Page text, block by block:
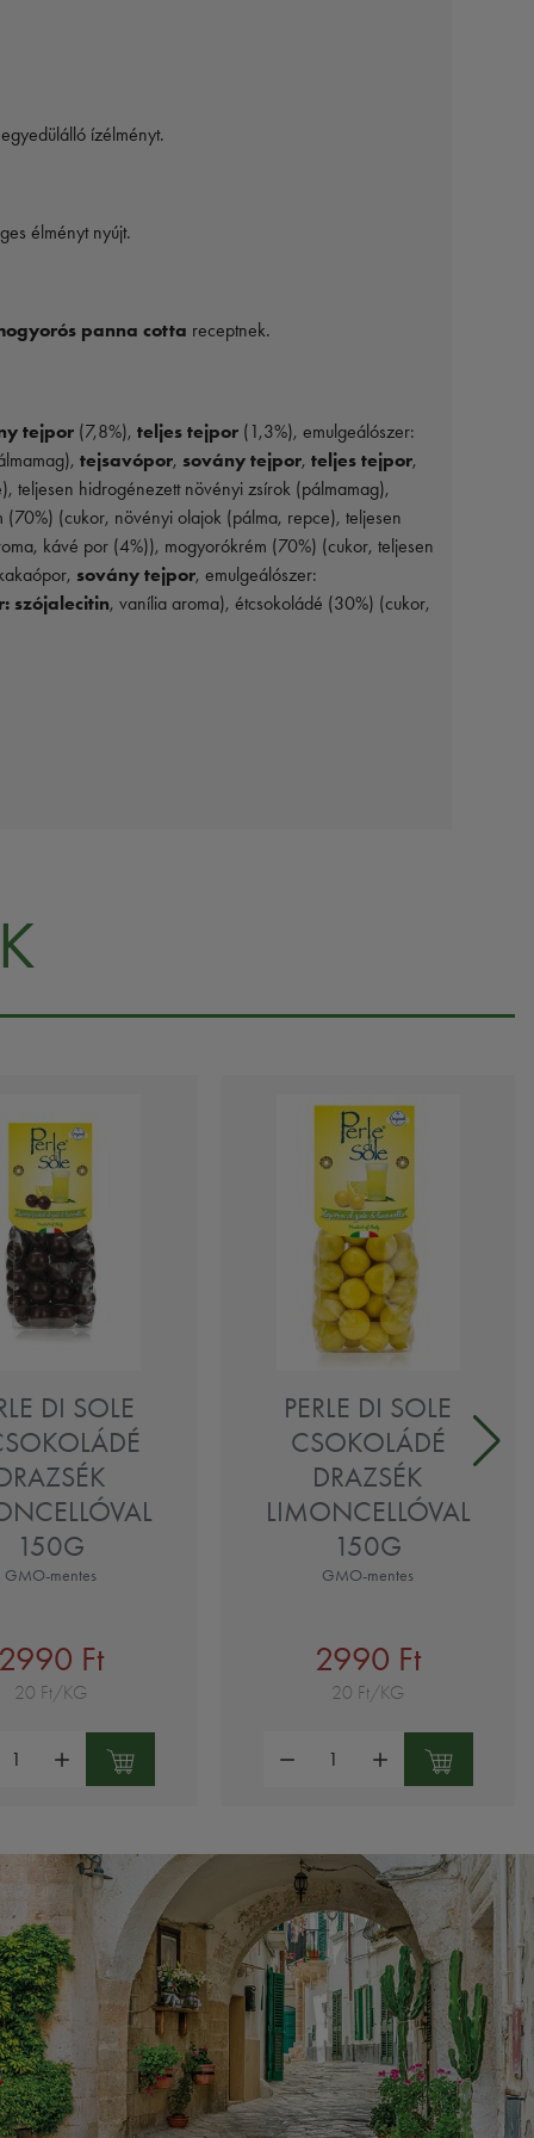
ízélményt.
élményt nyújt.
panna cotta receptnek.
tejpor (7,8%), teljes tejpor (1,3%), emulgeálószer:
tejsavópor, sovány tejpor, teljes tejpor,
teljesen hidrogénezett növényi zsírok (pálmamag),
(cukor, növényi olajok (pálma, repce), teljesen
kávé por (4%)), mogyorókrém (70%) (cukor, teljesen
sovány tejpor, emulgeálószer:
szójalecitin, vanília aroma), étcsokoládé (30%) (cukor,
DI SOLE
150G
GMO-mentes
2990 Ft
20 Ft/KG
PERLE DI SOLE
CSOKOLÁDÉ
DRAZSÉK
LIMONCELLÓVAL
150G
GMO-mentes
2990 Ft
20 Ft/KG